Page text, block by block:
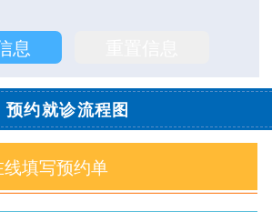
预约就诊流程图
线填写预约单